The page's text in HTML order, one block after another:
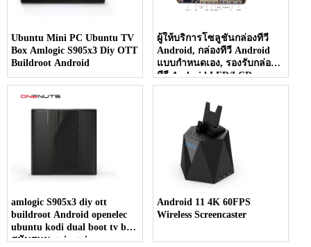
Ubuntu Mini PC Ubuntu TV
Box Amlogic S905x3 Diy OTT
Buildroot Android
ผู้ให้บริการโซลูชันกล่องทีวี
Android, กล่องทีวี Android
แบบกำหนดเอง, รองรับกล่อง
ทีวี Android LED/LCD
amlogic S905x3 diy ott
buildroot Android openelec
ubuntu kodi dual boot tv box
สนับสนุน gpio gpio
Android 11 4K 60FPS
Wireless Screencaster